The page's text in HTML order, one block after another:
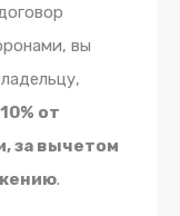
вы
10% от
за вычетом
.